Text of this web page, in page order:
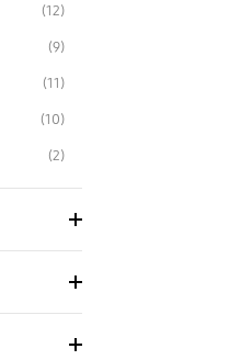
(12)
(9)
(11)
(10)
(2)